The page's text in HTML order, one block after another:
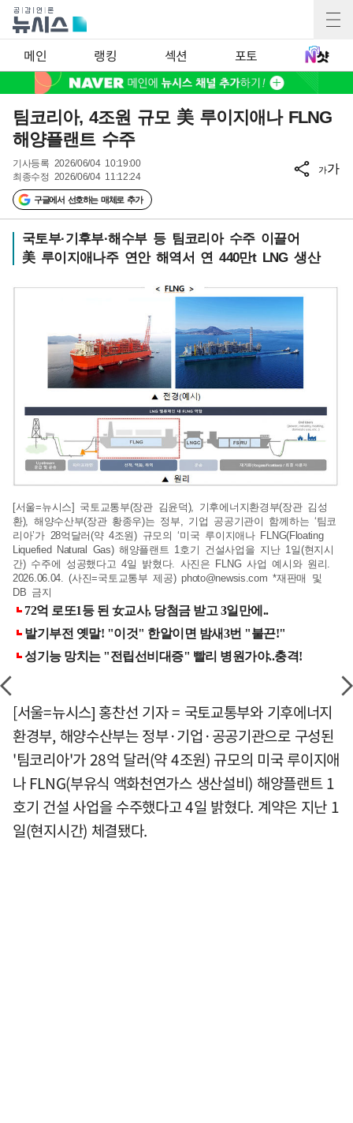
메인 랭킹 섹션 포토
팀코리아, 4조원 규모 美 루이지애나 FLNG
해양플랜트 수주
기사등록 2026/06/04 10:19:00
최종수정 2026/06/04 11:12:24
구글에서 선호하는 매체로 추가
가가
국토부·기후부·해수부 등 팀코리아 수주 이끌어
美 루이지애나주 연안 해역서 연 440만t LNG 생산
[서울=뉴시스] 국토교통부(장관 김윤덕), 기후에너지환경부(장관 김성
환), 해양수산부(장관 황종우)는 정부, 기업 공공기관이 함께하는 ‘팀코
리아’가 28억달러(약 4조원) 규모의 ‘미국 루이지애나 FLNG(Floating
Liquefied Natural Gas) 해양플랜트 1호기 건설사업을 지난 1일(현지시
간) 수주에 성공했다고 4일 밝혔다. 사진은 FLNG 사업 예시와 원리.
2026.06.04. (사진=국토교통부 제공)photo@newsis.com *재판매 및
DB 금지
[서울=뉴시스] 홍찬선 기자 = 국토교통부와 기후에너지
환경부, 해양수산부는 정부·기업·공공기관으로 구성된
'팀코리아'가 28억 달러(약 4조원) 규모의 미국 루이지애
나 FLNG(부유식 액화천연가스 생산설비) 해양플랜트 1
호기 건설 사업을 수주했다고 4일 밝혔다. 계약은 지난 1
일(현지시간) 체결됐다.